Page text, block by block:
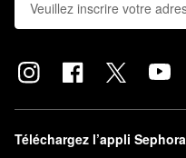
Téléchargez l’appli Sephora